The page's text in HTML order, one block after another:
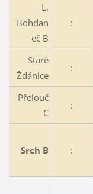
L.
Bohdan
eč B
:
Staré
Ždánice
:
Přelouč
C
:
Srch B :